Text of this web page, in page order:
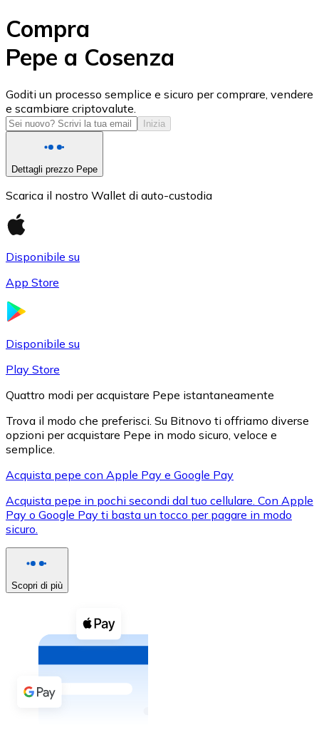
USD Coin
USDC
XRP
XRP
Vedi tutto
Buoni cripto
Acquista criptovalute in contanti e altri mezzi di
Acquista con contanti
Bonifico SEPA
Compra
Pepe a Cosenza
Goditi un processo semplice e sicuro per comprare, vendere
e scambiare criptovalute.
Inizia
Dettagli prezzo Pepe
Scarica il nostro Wallet di auto-custodia
Disponibile su
App Store
Disponibile su
Play Store
Quattro modi per acquistare Pepe istantaneamente
Trova il modo che preferisci. Su Bitnovo ti offriamo diverse
opzioni per acquistare Pepe in modo sicuro, veloce e
semplice.
Acquista pepe con Apple Pay e Google Pay
Acquista pepe in pochi secondi dal tuo cellulare. Con Apple
Pay o Google Pay ti basta un tocco per pagare in modo
sicuro.
Scopri di più